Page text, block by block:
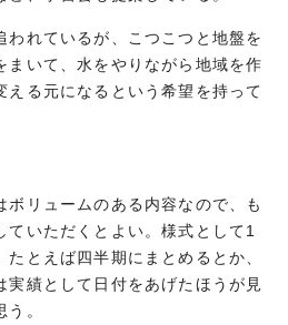
われているが、こつこつと地盤を
まいて、水をやりながら地域を作
える元になるという希望を持って
ボリュームのある内容なので、も
ていただくとよい。様式として1
とえば四半期にまとめるとか、
実績として日付をあげたほうが見
。